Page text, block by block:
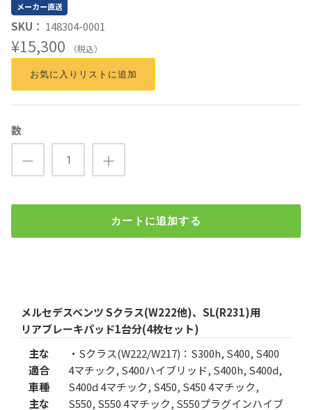
メーカー直送
SKU： 148304-0001
¥15,300 （税込）
お気に入りリストに追加
数
カートに追加する
¥15,300 （税込） 検索
メルセデスベンツ Sクラス(W222他)、SL(R231)用
リアブレーキパッド1台分(4枚セット)
主な
適合
車種
主な
・Sクラス(W222/W217)：S300h, S400, S400
4マチック, S400ハイブリッド, S400h, S400d,
S400d 4マチック, S450, S450 4マチック,
S550, S550 4マチック, S550プラグインハイブ